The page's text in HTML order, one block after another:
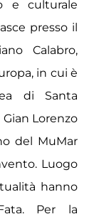
e culturale
presso il
Calabro,
in cui è
di Santa
Lorenzo
del MuMar
Luogo
hanno
Per la